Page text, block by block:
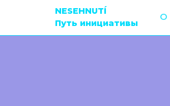
NESEHNUTÍ
Путь инициативы
О